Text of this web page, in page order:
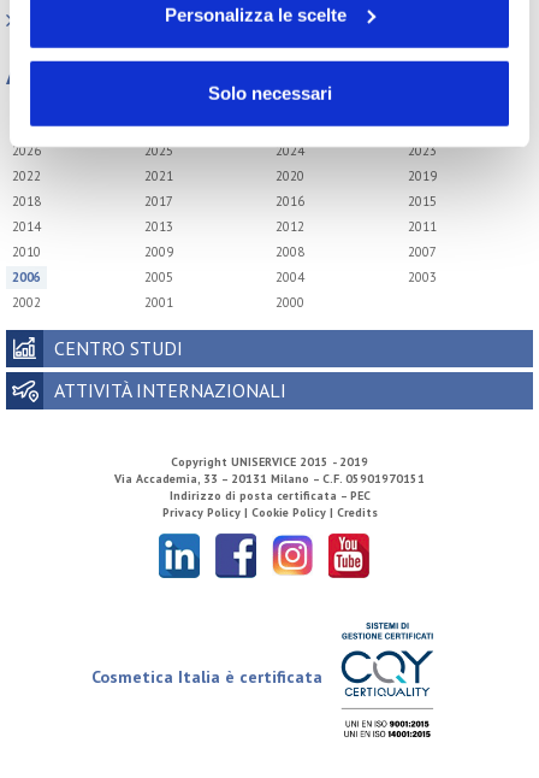
Personalizza le scelte
Solo necessari
Archivio
2026 2025 2024
2023
2022
2021 2020
2019
2018
2017 2016
2015
2014
2013 2012
2011
2010
2009 2008
2007
2006
2005 2004
2003
2002
2001 2000
CENTRO STUDI
ATTIVITÀ INTERNAZIONALI
Copyright UNISERVICE 2015 - 2019
Via Accademia, 33 – 20131 Milano – C.F. 05901970151
Indirizzo di posta certificata – PEC
Privacy Policy | Cookie Policy | Credits
Cosmetica Italia è certificata